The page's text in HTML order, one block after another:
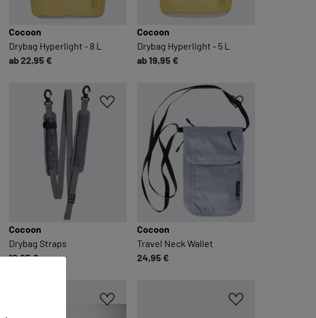
Cocoon
Drybag Hyperlight - 8 L
ab 22,95 €
Cocoon
Drybag Hyperlight - 5 L
ab 19,95 €
Cocoon
Drybag Straps
12,95 €
Cocoon
Travel Neck Wallet
24,95 €